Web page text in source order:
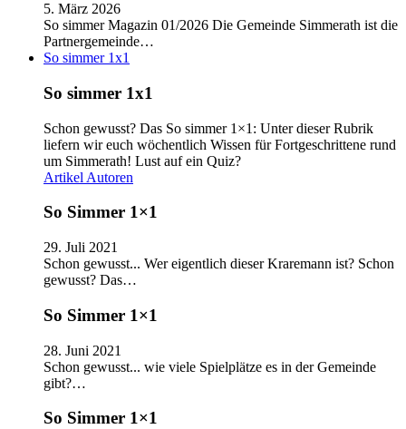
5. März 2026
So simmer Magazin 01/2026 Die Gemeinde Simmerath ist die
Partnergemeinde…
So simmer 1x1
So simmer 1x1
Schon gewusst? Das So simmer 1×1: Unter dieser Rubrik
liefern wir euch wöchentlich Wissen für Fortgeschrittene rund
um Simmerath! Lust auf ein Quiz?
Artikel Autoren
So Simmer 1×1
29. Juli 2021
Schon gewusst... Wer eigentlich dieser Kraremann ist? Schon
gewusst? Das…
So Simmer 1×1
28. Juni 2021
Schon gewusst... wie viele Spielplätze es in der Gemeinde
gibt?…
So Simmer 1×1